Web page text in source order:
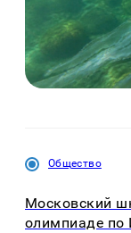
Общество
Московский
олимпиаде по